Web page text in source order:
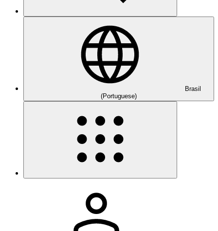
Brasil
(Portuguese)